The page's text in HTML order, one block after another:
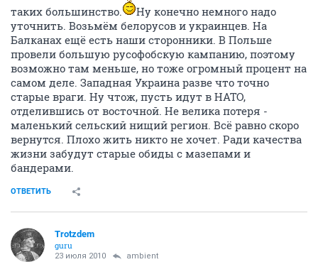
таких большинство.
Ну конечно немного надо
уточнить. Возьмём белорусов и украинцев. На
Балканах ещё есть наши сторонники. В Польше
провели большую русофобскую кампанию, поэтому
возможно там меньше, но тоже огромный процент на
самом деле. Западная Украина разве что точно
старые враги. Ну чтож, пусть идут в НАТО,
отделившись от восточной. Не велика потеря -
маленький сельский нищий регион. Всё равно скоро
вернутся. Плохо жить никто не хочет. Ради качества
жизни забудут старые обиды с мазепами и
бандерами.
ОТВЕТИТЬ
Trotzdem
guru
23 июля 2010 ambient